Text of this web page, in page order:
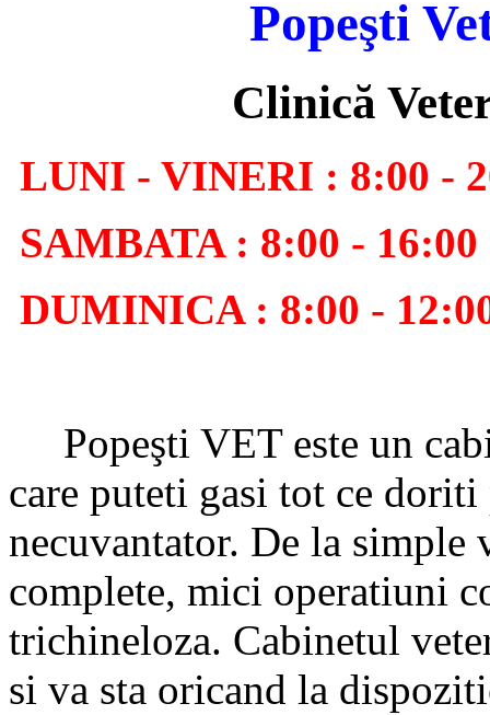
Popeşti
Clinică
LUNI - VINERI : 8:00 -
SAMBATA : 8:00 - 16:00
DUMINICA : 8:00 -
Popeşti VET este un
care puteti gasi tot ce
necuvantator. De la simple
complete, mici operatiuni
trichineloza. Cabinetul
si va sta oricand la